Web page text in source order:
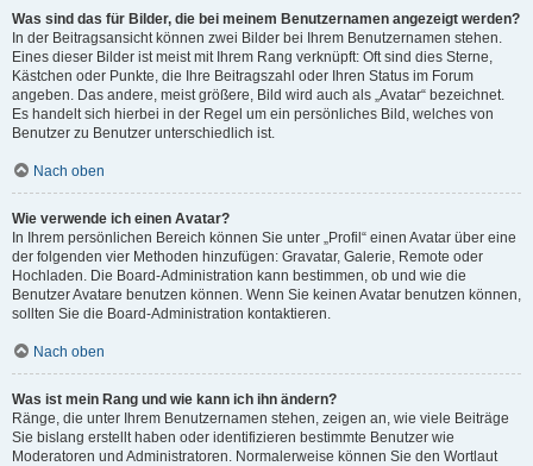
Was sind das für Bilder, die bei meinem Benutzernamen angezeigt werden?
In der Beitragsansicht können zwei Bilder bei Ihrem Benutzernamen stehen.
Eines dieser Bilder ist meist mit Ihrem Rang verknüpft: Oft sind dies Sterne,
Kästchen oder Punkte, die Ihre Beitragszahl oder Ihren Status im Forum
angeben. Das andere, meist größere, Bild wird auch als „Avatar“ bezeichnet.
Es handelt sich hierbei in der Regel um ein persönliches Bild, welches von
Benutzer zu Benutzer unterschiedlich ist.
Nach oben
Wie verwende ich einen Avatar?
In Ihrem persönlichen Bereich können Sie unter „Profil“ einen Avatar über eine
der folgenden vier Methoden hinzufügen: Gravatar, Galerie, Remote oder
Hochladen. Die Board-Administration kann bestimmen, ob und wie die
Benutzer Avatare benutzen können. Wenn Sie keinen Avatar benutzen können,
sollten Sie die Board-Administration kontaktieren.
Nach oben
Was ist mein Rang und wie kann ich ihn ändern?
Ränge, die unter Ihrem Benutzernamen stehen, zeigen an, wie viele Beiträge
Sie bislang erstellt haben oder identifizieren bestimmte Benutzer wie
Moderatoren und Administratoren. Normalerweise können Sie den Wortlaut